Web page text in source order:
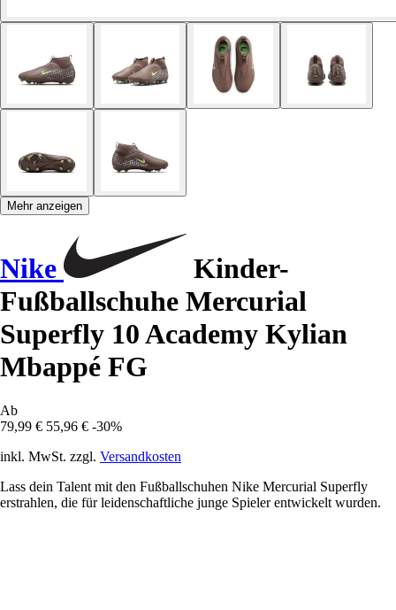
Mehr anzeigen
Nike
Kinder-
Fußballschuhe Mercurial
Superfly 10 Academy Kylian
Mbappé FG
Ab
79,99 € 55,96 € -30%
inkl. MwSt. zzgl. Versandkosten
Lass dein Talent mit den Fußballschuhen Nike Mercurial Superfly
erstrahlen, die für leidenschaftliche junge Spieler entwickelt wurden.